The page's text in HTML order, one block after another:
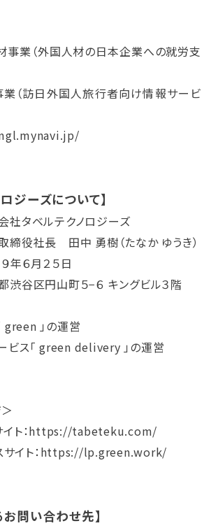
事業（外国人材の日本企業への就労支
業（訪日外国人旅行者向け情報サービ
ジーズについて】
社タベルテクノロジーズ
役社長 田中 勇樹（たなか ゆうき）
年６月２５日
谷区円山町５−６ キングビル３階
green 」の運営
ビス「 green delivery 」の運営
ト：https://tabeteku.com/
イト： https://lp.green.work/
お問い合わせ先】